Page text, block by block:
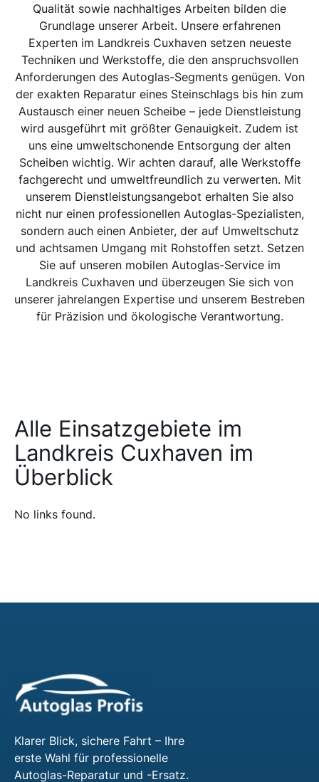
Qualität sowie nachhaltiges Arbeiten bilden die
Grundlage unserer Arbeit. Unsere erfahrenen
Experten im Landkreis Cuxhaven setzen neueste
Techniken und Werkstoffe, die den anspruchsvollen
Anforderungen des Autoglas-Segments genügen. Von
der exakten Reparatur eines Steinschlags bis hin zum
Austausch einer neuen Scheibe – jede Dienstleistung
wird ausgeführt mit größter Genauigkeit. Zudem ist
uns eine umweltschonende Entsorgung der alten
Scheiben wichtig. Wir achten darauf, alle Werkstoffe
fachgerecht und umweltfreundlich zu verwerten. Mit
unserem Dienstleistungsangebot erhalten Sie also
nicht nur einen professionellen Autoglas-Spezialisten,
sondern auch einen Anbieter, der auf Umweltschutz
und achtsamen Umgang mit Rohstoffen setzt. Setzen
Sie auf unseren mobilen Autoglas-Service im
Landkreis Cuxhaven und überzeugen Sie sich von
unserer jahrelangen Expertise und unserem Bestreben
für Präzision und ökologische Verantwortung.
Alle Einsatzgebiete im
Landkreis Cuxhaven im
Überblick
No links found.
Klarer Blick, sichere Fahrt – Ihre
erste Wahl für professionelle
Autoglas-Reparatur und -Ersatz.